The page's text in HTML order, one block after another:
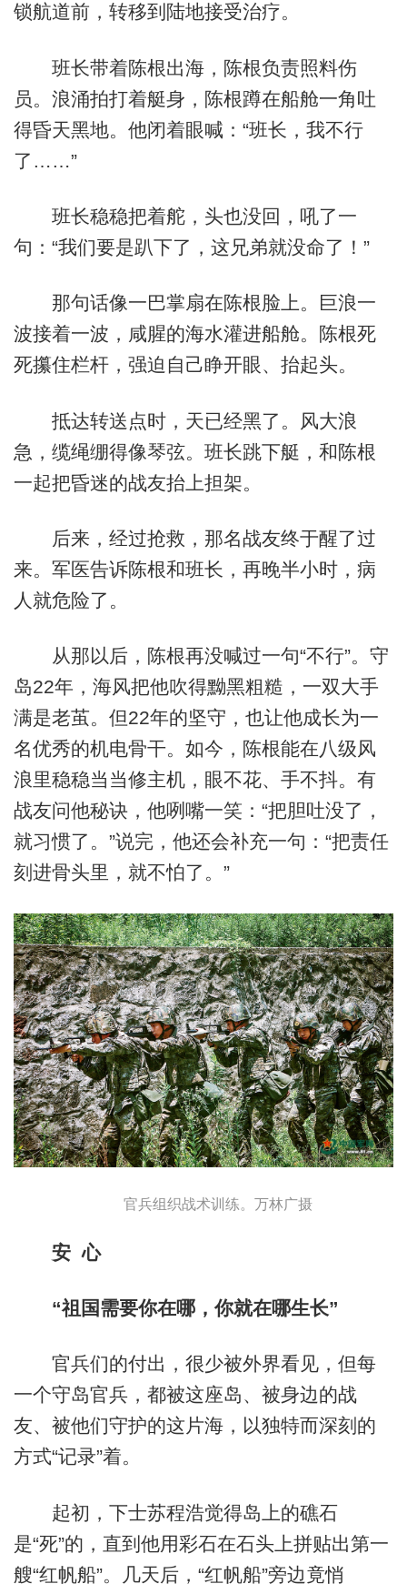
锁航道前，转移到陆地接受治疗。
班长带着陈根出海，陈根负责照料伤
员。浪涌拍打着艇身，陈根蹲在船舱一角吐
得昏天黑地。他闭着眼喊：“班长，我不行
了……”
班长稳稳把着舵，头也没回，吼了一
句：“我们要是趴下了，这兄弟就没命了！”
那句话像一巴掌扇在陈根脸上。巨浪一
波接着一波，咸腥的海水灌进船舱。陈根死
死攥住栏杆，强迫自己睁开眼、抬起头。
抵达转送点时，天已经黑了。风大浪
急，缆绳绷得像琴弦。班长跳下艇，和陈根
一起把昏迷的战友抬上担架。
后来，经过抢救，那名战友终于醒了过
来。军医告诉陈根和班长，再晚半小时，病
人就危险了。
从那以后，陈根再没喊过一句“不行”。守
岛22年，海风把他吹得黝黑粗糙，一双大手
满是老茧。但22年的坚守，也让他成长为一
名优秀的机电骨干。如今，陈根能在八级风
浪里稳稳当当修主机，眼不花、手不抖。有
战友问他秘诀，他咧嘴一笑：“把胆吐没了，
就习惯了。”说完，他还会补充一句：“把责任
刻进骨头里，就不怕了。”
官兵组织战术训练。万林广摄
安 心
“祖国需要你在哪，你就在哪生长”
官兵们的付出，很少被外界看见，但每
一个守岛官兵，都被这座岛、被身边的战
友、被他们守护的这片海，以独特而深刻的
方式“记录”着。
起初，下士苏程浩觉得岛上的礁石
是“死”的，直到他用彩石在石头上拼贴出第一
艘“红帆船”。几天后，“红帆船”旁边竟悄